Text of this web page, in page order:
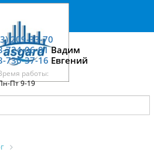
209-33-70
724-06-01Вадим
730-37-16 Евгений
работы:
Пт 9-19